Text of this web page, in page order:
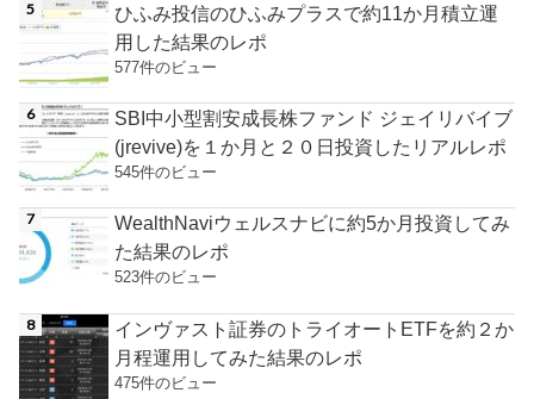
ひふみ投信のひふみプラスで約11か月積立運
用した結果のレポ
577件のビュー
SBI中小型割安成長株ファンド ジェイリバイブ
(jrevive)を１か月と２０日投資したリアルレポ
545件のビュー
WealthNaviウェルスナビに約5か月投資してみ
た結果のレポ
523件のビュー
インヴァスト証券のトライオートETFを約２か
月程運用してみた結果のレポ
475件のビュー